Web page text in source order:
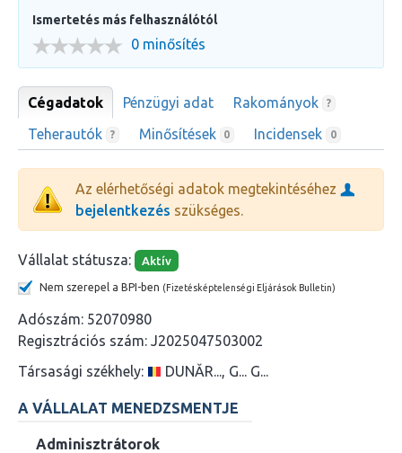
Ismertetés más felhasználótól
0 minősítés
Cégadatok Pénzügyi adat Rakományok ?
Teherautók ? Minősítések 0 Incidensek 0
Az elérhetőségi adatok megtekintéséhez
bejelentkezés szükséges.
Vállalat státusza: Aktív
Nem szerepel a BPI-ben (Fizetésképtelenségi Eljárások Bulletin)
Adószám: 52070980
Regisztrációs szám: J2025047503002
Társasági székhely:
DUNĂR..., G... G...
A VÁLLALAT MENEDZSMENTJE
Adminisztrátorok